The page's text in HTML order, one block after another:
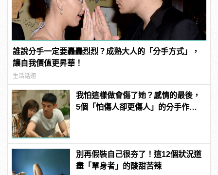
誰說分手一定要轟轟烈烈？成熟大人的「分手方式」，
讓自我價值更昇華！
生活話題
我怕這樣做會傷了她？感情的最後，
5個「怕傷人卻更傷人」的分手作為 |
別再假裝自己很夯了！這12個狀況道
盡「單身者」的酸甜苦辣